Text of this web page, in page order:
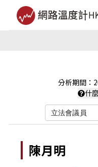
分析期間：
什
立法會議員
陳月明